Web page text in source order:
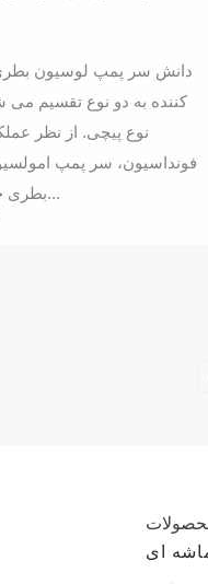
کننده به دو نوع تقسیم می
نوع پیچی. از نظر
فونداسیون، سر پمپ
بطری خلاء تقسیم می ش...
ای